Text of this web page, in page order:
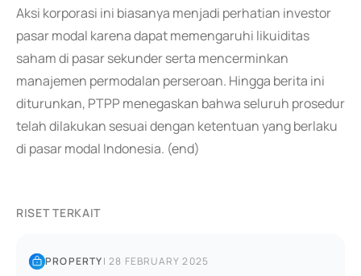
Aksi korporasi ini biasanya menjadi perhatian investor
pasar modal karena dapat memengaruhi likuiditas
saham di pasar sekunder serta mencerminkan
manajemen permodalan perseroan. Hingga berita ini
diturunkan, PTPP menegaskan bahwa seluruh prosedur
telah dilakukan sesuai dengan ketentuan yang berlaku
di pasar modal Indonesia. (end)
RISET TERKAIT
PROPERTY|28 FEBRUARY 2025